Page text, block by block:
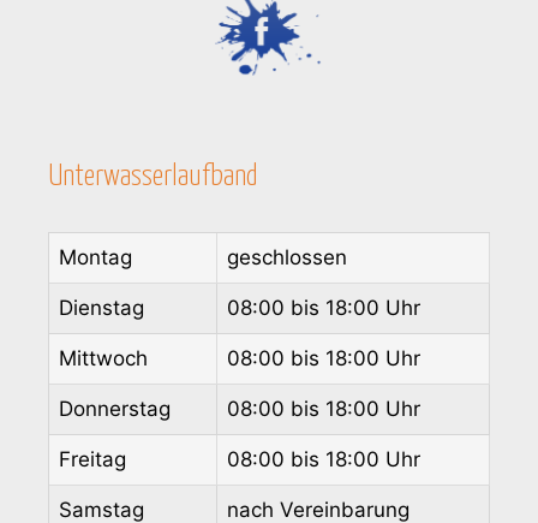
Unterwasserlaufband
Montag geschlossen
Dienstag 08:00 bis 18:00 Uhr
Mittwoch 08:00 bis 18:00 Uhr
Donnerstag 08:00 bis 18:00 Uhr
Freitag 08:00 bis 18:00 Uhr
Samstag nach Vereinbarung